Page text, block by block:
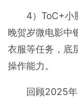
4）ToC+小
晚贺岁微电影中
衣服等任务，底
操作能力。
回顾2025